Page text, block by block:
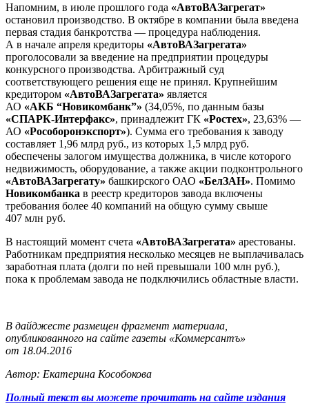
Напомним, в июле прошлого года «АвтоВАЗагрегат»
остановил производство. В октябре в компании была введена
первая стадия банкротства — процедура наблюдения.
А в начале апреля кредиторы «АвтоВАЗагрегата»
проголосовали за введение на предприятии процедуры
конкурсного производства. Арбитражный суд
соответствующего решения еще не принял. Крупнейшим
кредитором «АвтоВАЗагрегата» является
АО «АКБ “Новикомбанк”» (34,05%, по данным базы
«СПАРК-Интерфакс», принадлежит ГК «Ростех», 23,63% —
АО «Рособоронэкспорт»). Сумма его требования к заводу
составляет 1,96 млрд руб., из которых 1,5 млрд руб.
обеспечены залогом имущества должника, в числе которого
недвижимость, оборудование, а также акции подконтрольного
«АвтоВАЗагрегату» башкирского ОАО «БелЗАН». Помимо
Новикомбанка в реестр кредиторов завода включены
требования более 40 компаний на общую сумму свыше
407 млн руб.
В настоящий момент счета «АвтоВАЗагрегата» арестованы.
Работникам предприятия несколько месяцев не выплачивалась
заработная плата (долги по ней превышали 100 млн руб.),
пока к проблемам завода не подключились областные власти.
В дайджесте размещен фрагмент материала,
опубликованного на сайте газеты «Коммерсантъ»
от 18.04.2016
Автор: Екатерина Кособокова
Полный текст вы можете прочитать на сайте издания